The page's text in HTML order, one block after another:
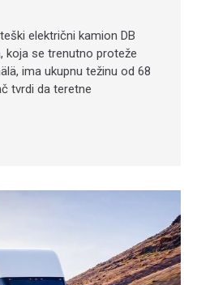
električni kamion DB
koja se trenutno proteže
ima ukupnu težinu od 68
tvrdi da teretne